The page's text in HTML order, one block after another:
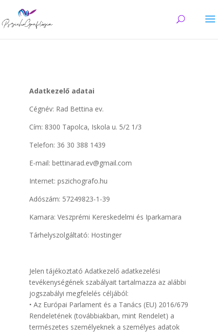
Adatkezelő adatai
Cégnév: Rad Bettina ev.
Cím: 8300 Tapolca, Iskola u. 5/2 1/3
Telefon: 36 30 388 1439
E-mail: bettinarad.ev@gmail.com
Internet: pszichografo.hu
Adószám: 57249823-1-39
Kamara: Veszprémi Kereskedelmi és Iparkamara
Tárhelyszolgáltató: Hostinger
Jelen tájékoztató Adatkezelő adatkezelési
tevékenységének szabályait tartalmazza az alábbi
jogszabályi megfelelés céljából:
• Az Európai Parlament és a Tanács (EU) 2016/679
Rendeletének (továbbiakban, mint Rendelet) a
természetes személyeknek a személyes adatok